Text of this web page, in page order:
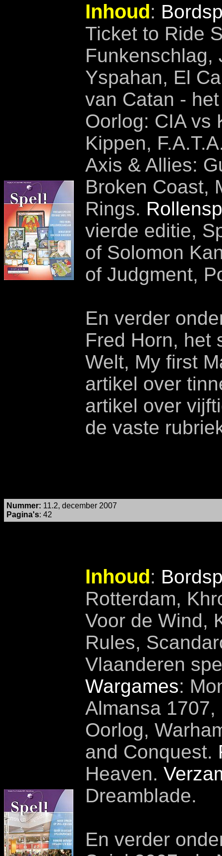
Inhoud:
Ticket to Ride
Funkenschlag,
Yspahan, El
van Catan -
Oorlog: CIA vs
Kippen,
Axis & Allies:
Broken Coast,
Rings.
vierde editie,
of Solomon
of Judgment,
En verder
Fred Horn, het
Welt, My first
artikel over
artikel over
de vaste
Nummer: 11.2, december 2007
Pagina's: 42
Inhoud:
Rotterdam,
Voor de Wind,
Rules,
Vlaanderen
Wargames:
Almansa
Oorlog,
and Conquest.
Heaven.
Dreamblade.
En verder